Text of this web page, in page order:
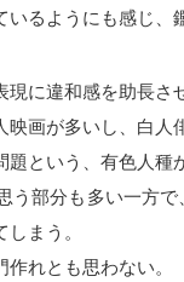
るようにも感じ、
に違和感を助長さ
画が多いし、白人
題という、有色人
う部分も多い一方
まう。
れとも思わない。